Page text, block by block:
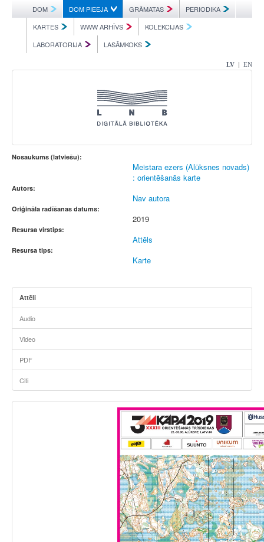
DOM DOM PIEEJA GRĀMATAS
PERIODIKA
KARTES
WWW ARHĪVS
KOLEKCIJAS
LABORATORIJA
LASĀMKOKS
LV | EN
Nosaukums (latviešu):
Meistara ezers (Alūksnes novads)
: orientēšanās karte
Autors:
Nav autora
Oriģināla radīšanas datums:
2019
Resursa virstips:
Attēls
Resursa tips:
Karte
Attēli
Audio
Video
PDF
Citi